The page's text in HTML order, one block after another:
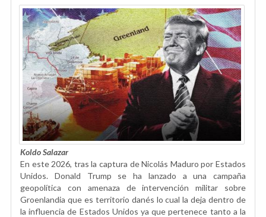
Koldo Salazar
En este 2026, tras la captura de Nicolás Maduro por Estados
Unidos. Donald Trump se ha lanzado a una campaña
geopolítica con amenaza de intervención militar sobre
Groenlandia que es territorio danés lo cual la deja dentro de
la influencia de Estados Unidos ya que pertenece tanto a la